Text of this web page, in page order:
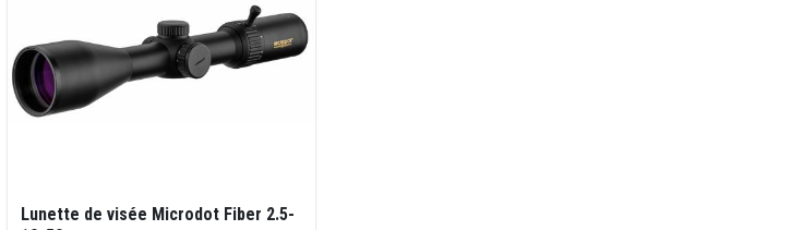
Lunette de visée Microdot Fiber 2.5-